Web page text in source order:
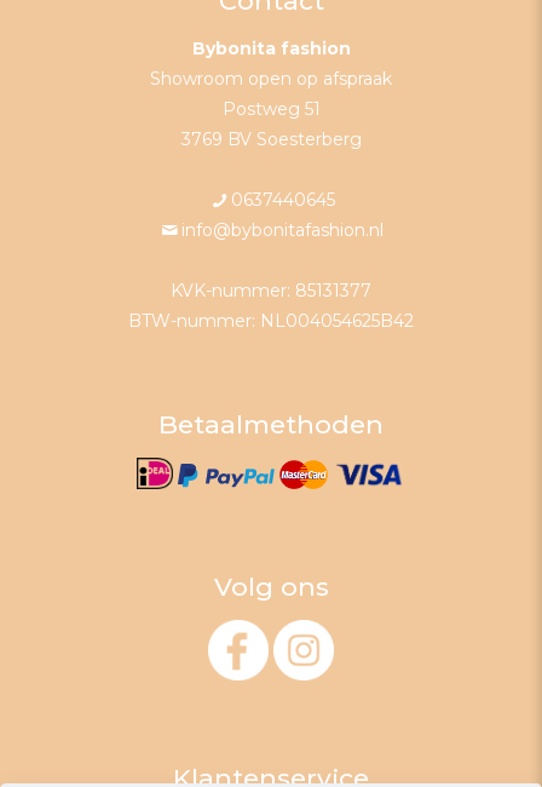
Bybonita fashion
Showroom open op afspraak
Postweg 51
3769 BV Soesterberg
0637440645
info@bybonitafashion.nl
KVK-nummer: 85131377
BTW-nummer: NL004054625B42
Betaalmethoden
Volg ons
Klantenservice